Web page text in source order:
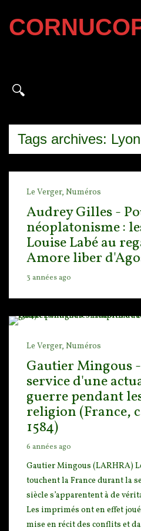
Tags archives: Lyon
Le Verger, Numéros
Audrey Gilles -
néoplatonisme :
Louise Labé au
Amore liber
3 années ago
Le Verger, Numéros
Gautier Mingous
service d'une
guerre pendant
religion (France,
1584)
6 années ago
Gautier Mingous (LARHRA)
touchent la France durant la
siècle s’apparentent à de
Les imprimés ont en effet
mise en récit des conflits et